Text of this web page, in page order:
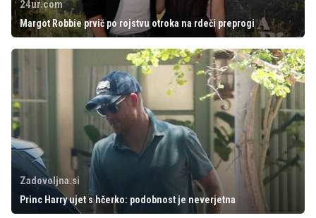
24ur.com
Margot Robbie prvič po rojstvu otroka na rdeči preprogi
Zadovoljna.si
Princ Harry ujet s hčerko: podobnost je neverjetna